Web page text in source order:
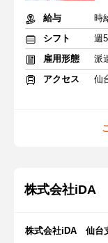
給与
時
シフト
週
雇用形態
派
アクセス
仙
株式会社iDA
株式会社iDA 仙台